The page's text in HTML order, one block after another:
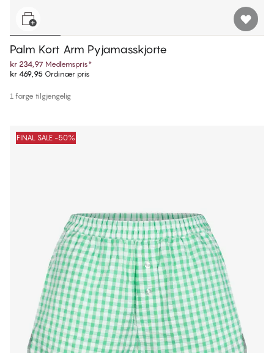
Palm Kort Arm Pyjamasskjorte
kr 234,97 Medlemspris*
kr 469,95 Ordinær pris
1 farge tilgjengelig
FINAL SALE -50%